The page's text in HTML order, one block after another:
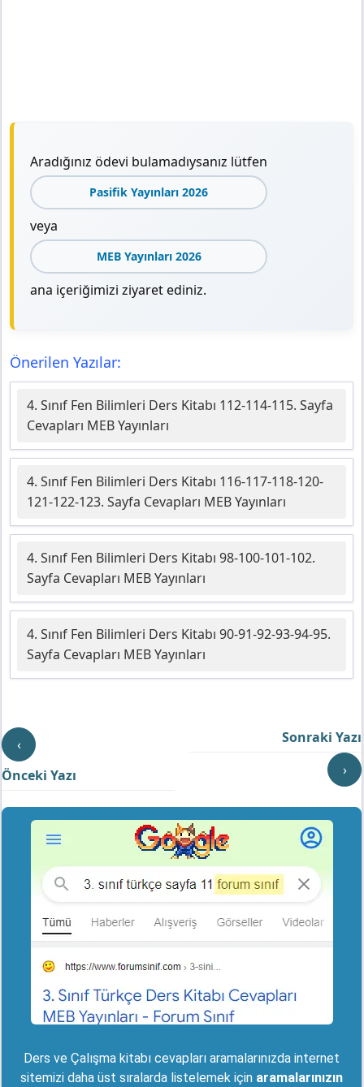
Aradığınız ödevi bulamadıysanız lütfen
Pasifik Yayınları 2026
veya
MEB Yayınları 2026
ana içeriğimizi ziyaret ediniz.
Önerilen Yazılar:
4. Sınıf Fen Bilimleri Ders Kitabı 112-114-115. Sayfa
Cevapları MEB Yayınları
4. Sınıf Fen Bilimleri Ders Kitabı 116-117-118-120-
121-122-123. Sayfa Cevapları MEB Yayınları
4. Sınıf Fen Bilimleri Ders Kitabı 98-100-101-102.
Sayfa Cevapları MEB Yayınları
4. Sınıf Fen Bilimleri Ders Kitabı 90-91-92-93-94-95.
Sayfa Cevapları MEB Yayınları
‹
Önceki Yazı
Sonraki Yazı
›
Ders ve Çalışma kitabı cevapları aramalarınızda internet
sitemizi daha üst sıralarda listelemek için aramalarınızın